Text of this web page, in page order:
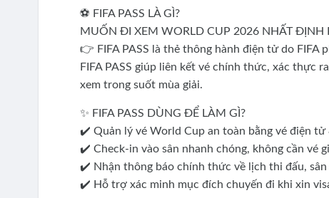
⚽ FIFA PASS LÀ GÌ?
MUỐN ĐI XEM WORLD CUP 2026 NHẤT ĐỊNH
👉 FIFA PASS là thẻ thông hành điện tử do FIFA
FIFA PASS giúp liên kết vé chính thức, xác thực
xem trong suốt mùa giải.
✨ FIFA PASS DÙNG ĐỂ LÀM GÌ?
✔️ Quản lý vé World Cup an toàn bằng vé điện tử
✔️ Check-in vào sân nhanh chóng, không cần vé
✔️ Nhận thông báo chính thức về lịch thi đấu,
✔️ Hỗ trợ xác minh mục đích chuyến đi khi xin